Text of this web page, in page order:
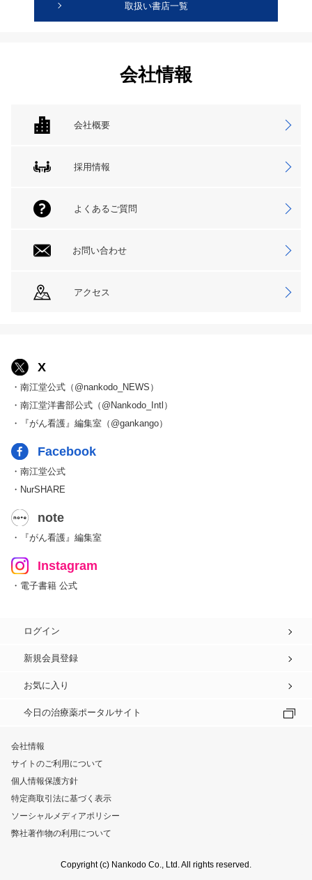
取扱い書店一覧
会社情報
会社概要
採用情報
よくあるご質問
お問い合わせ
アクセス
X
・南江堂公式（@nankodo_NEWS）
・南江堂洋書部公式（@Nankodo_Intl）
・『がん看護』編集室（@gankango）
Facebook
・南江堂公式
・NurSHARE
note
・『がん看護』編集室
Instagram
・電子書籍 公式
ログイン
新規会員登録
お気に入り
今日の治療薬ポータルサイト
会社情報
サイトのご利用について
個人情報保護方針
特定商取引法に基づく表示
ソーシャルメディアポリシー
弊社著作物の利用について
Copyright (c) Nankodo Co., Ltd. All rights reserved.